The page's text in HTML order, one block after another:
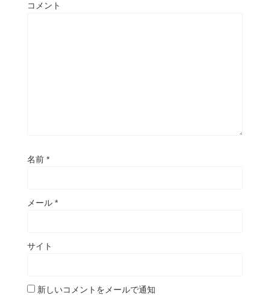
コメント
名前 *
メール *
サイト
新しいコメントをメールで通知